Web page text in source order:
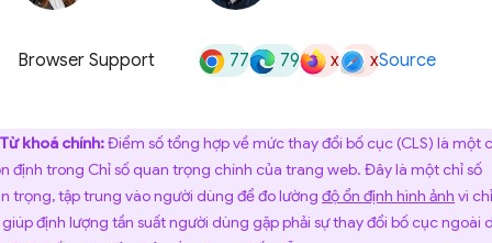
Browser Support 77 79 x xSource
Từ khoá chính:Điểm số tổng hợp về mức thay đổi bố cục (CLS) là một
định trong Chỉ số quan trọng chính của trang web. Đây là một chỉ số
trọng, tập trung vào người dùng để đo lường độ ổn định hình ảnh vì
định lượng tần suất người dùng gặp phải sự thay đổi bố cục ngoài